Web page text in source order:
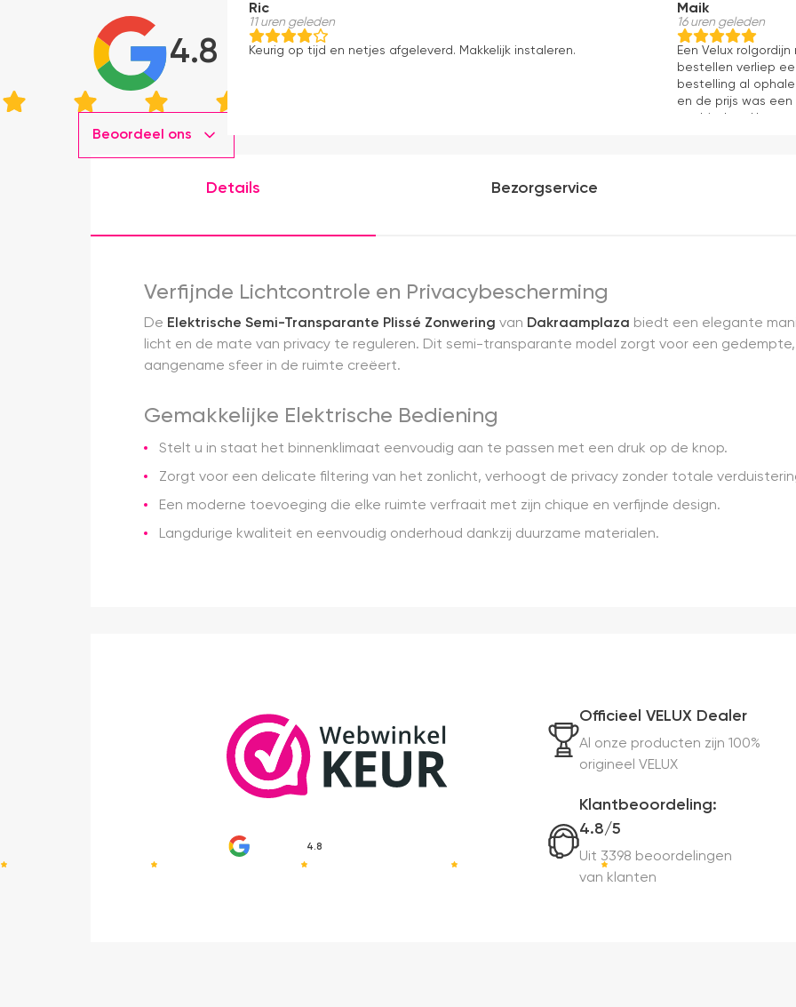
4.8
Beoordeel ons
Ric
11 uren geleden
Keurig op tijd en netjes afgeleverd. Makkelijk instaleren.
Maik
16 uren geleden
Een Velux
bestellen verliep
bestelling al
en de prijs was
aanbieders. Het
Details Bezorgservice
Verfijnde Lichtcontrole en Privacybescherming
De Elektrische Semi-Transparante Plissé Zonwering van Dakraamplaza biedt een elegante
licht en de mate van privacy te reguleren. Dit semi-transparante model zorgt voor een
aangename sfeer in de ruimte creëert.
Gemakkelijke Elektrische Bediening
Stelt u in staat het binnenklimaat eenvoudig aan te passen met een druk op de knop.
Zorgt voor een delicate filtering van het zonlicht, verhoogt de privacy zonder totale
Een moderne toevoeging die elke ruimte verfraait met zijn chique en verfijnde design.
Langdurige kwaliteit en eenvoudig onderhoud dankzij duurzame materialen.
4.8
Officieel VELUX Dealer
Al onze producten zijn 100%
origineel VELUX
Klantbeoordeling:
4.8/5
Uit 3398 beoordelingen
van klanten